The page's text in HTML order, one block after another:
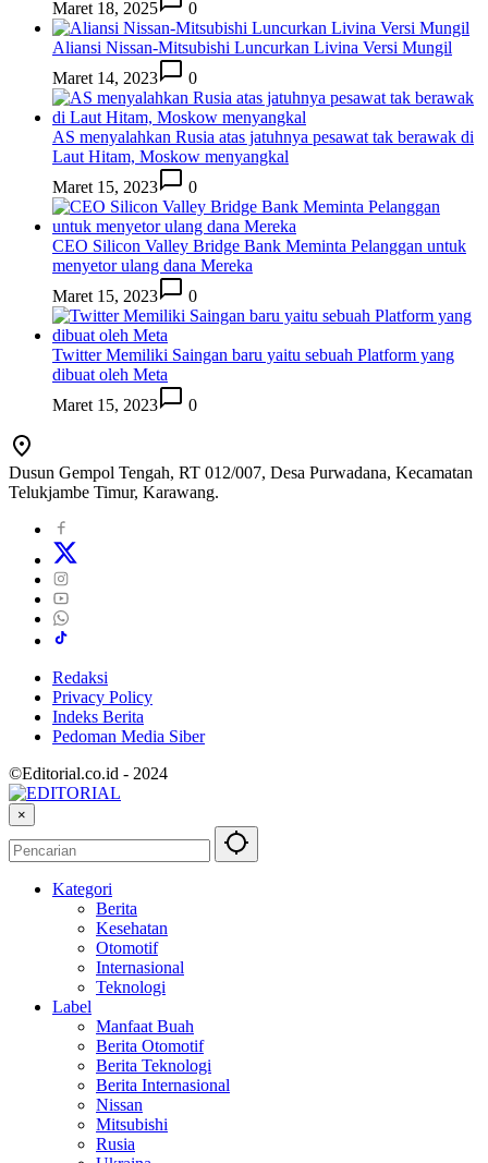
Maret 18, 2025
0
Aliansi Nissan-Mitsubishi Luncurkan Livina Versi Mungil
Maret 14, 2023
0
AS menyalahkan Rusia atas jatuhnya pesawat tak berawak di
Laut Hitam, Moskow menyangkal
Maret 15, 2023
0
CEO Silicon Valley Bridge Bank Meminta Pelanggan untuk
menyetor ulang dana Mereka
Maret 15, 2023
0
Twitter Memiliki Saingan baru yaitu sebuah Platform yang
dibuat oleh Meta
Maret 15, 2023
0
Dusun Gempol Tengah, RT 012/007, Desa Purwadana, Kecamatan
Telukjambe Timur, Karawang.
Redaksi
Privacy Policy
Indeks Berita
Pedoman Media Siber
©Editorial.co.id - 2024
×
Kategori
Berita
Kesehatan
Otomotif
Internasional
Teknologi
Label
Manfaat Buah
Berita Otomotif
Berita Teknologi
Berita Internasional
Nissan
Mitsubishi
Rusia